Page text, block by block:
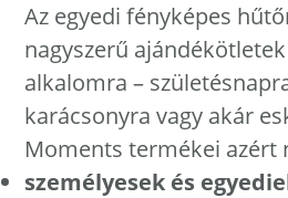
Az egyedi fényképes
nagyszerű
alkalomra –
karácsonyra vagy akár
Moments termékei azért
személyesek és